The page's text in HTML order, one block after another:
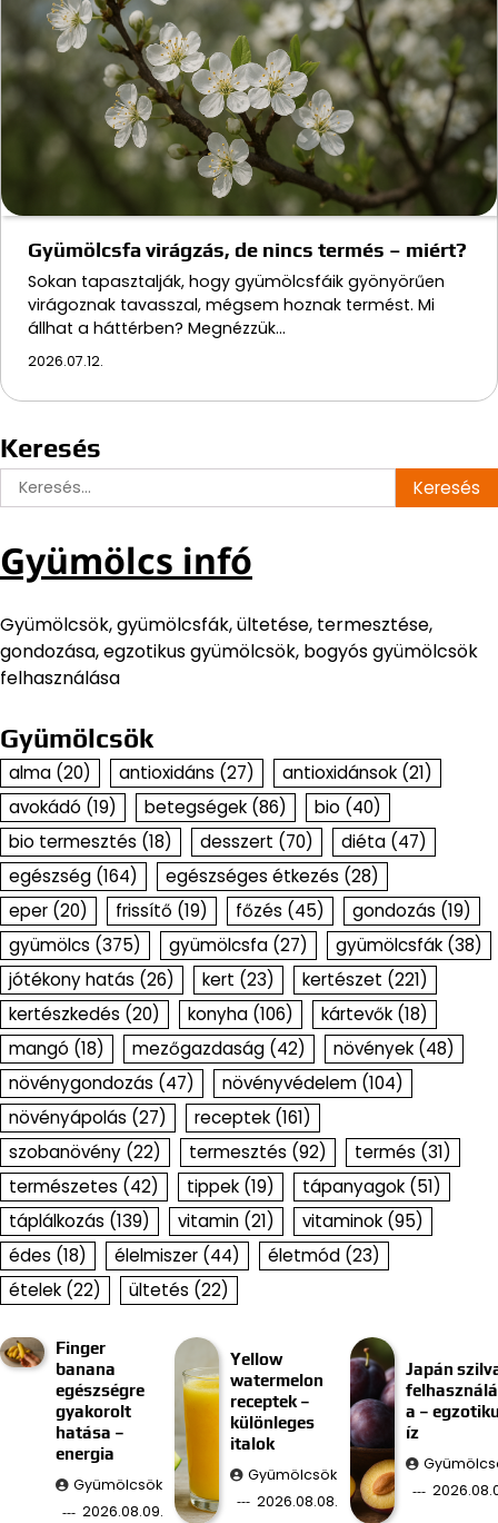
Gyümölcsfa virágzás, de nincs termés – miért?
Sokan tapasztalják, hogy gyümölcsfáik gyönyörűen
virágoznak tavasszal, mégsem hoznak termést. Mi
állhat a háttérben? Megnézzük…
2026.07.12.
Keresés
Keresés:
Gyümölcs infó
Gyümölcsök, gyümölcsfák, ültetése, termesztése,
gondozása, egzotikus gyümölcsök, bogyós gyümölcsök
felhasználása
Gyümölcsök
alma (20) antioxidáns (27) antioxidánsok (21)
avokádó (19) betegségek (86) bio (40)
bio termesztés (18) desszert (70) diéta (47)
egészség (164) egészséges étkezés (28)
eper (20) frissítő (19) főzés (45) gondozás (19)
gyümölcs (375) gyümölcsfa (27) gyümölcsfák (38)
jótékony hatás (26) kert (23) kertészet (221)
kertészkedés (20) konyha (106) kártevők (18)
mangó (18) mezőgazdaság (42) növények (48)
növénygondozás (47) növényvédelem (104)
növényápolás (27) receptek (161)
szobanövény (22) termesztés (92) termés (31)
természetes (42) tippek (19) tápanyagok (51)
táplálkozás (139) vitamin (21) vitaminok (95)
édes (18) élelmiszer (44) életmód (23)
ételek (22) ültetés (22)
Finger
banana
egészségre
gyakorolt
hatása –
energia
Gyümölcsök
2026.08.09.
Yellow
watermelon
receptek –
különleges
italok
Gyümölcsök
2026.08.08.
Japán
a –
íz